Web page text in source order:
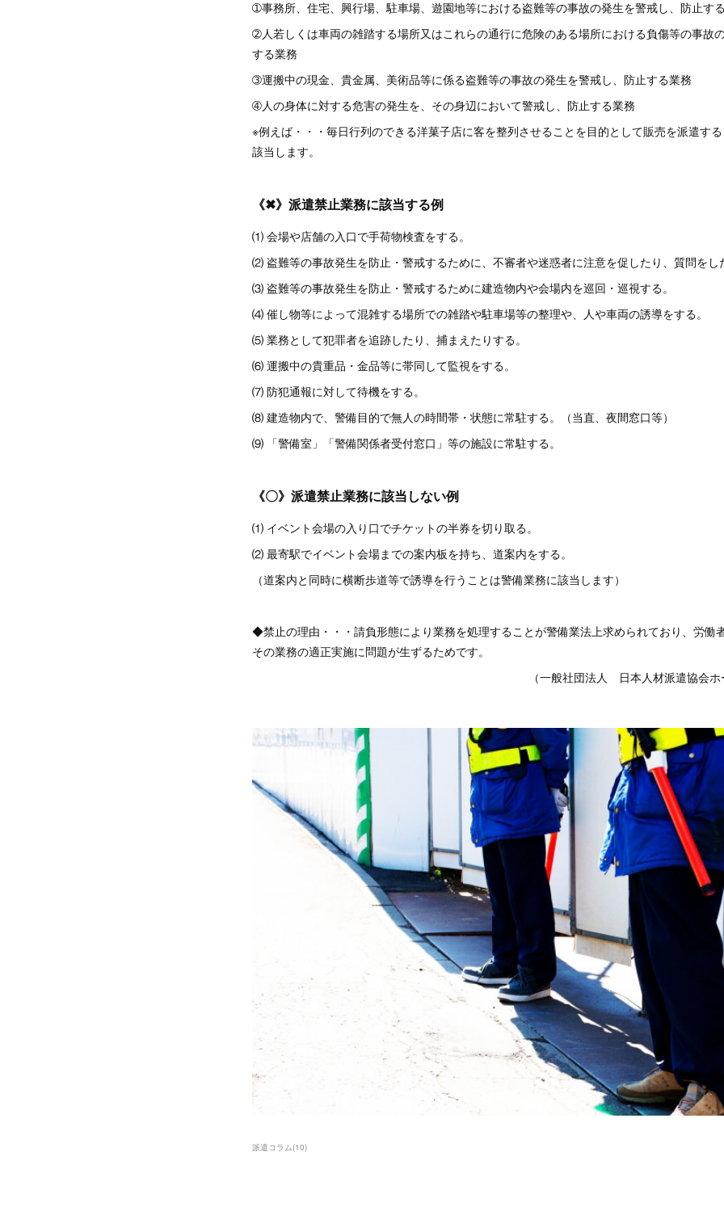
➀事務所、住宅、興行場、駐車場、遊園地等における盗難等の事故の発生を警戒し、防止す
➁人若しくは車両の雑踏する場所又はこれらの通行に危険のある場所における負傷等の事故
する業務
➂運搬中の現金、貴金属、美術品等に係る盗難等の事故の発生を警戒し、防止する業務
➃人の身体に対する危害の発生を、その身辺において警戒し、防止する業務
※例えば・・・毎日行列のできる洋菓子店に客を整列させることを目的として販売を派遣す
該当します。
《✖》派遣禁止業務に該当する例
⑴ 会場や店舗の入口で手荷物検査をする。
⑵ 盗難等の事故発生を防止・警戒するために、不審者や迷惑者に注意を促したり、質問をし
⑶ 盗難等の事故発生を防止・警戒するために建造物内や会場内を巡回・巡視する。
⑷ 催し物等によって混雑する場所での雑踏や駐車場等の整理や、人や車両の誘導をする。
⑸ 業務として犯罪者を追跡したり、捕まえたりする。
⑹ 運搬中の貴重品・金品等に帯同して監視をする。
⑺ 防犯通報に対して待機をする。
⑻ 建造物内で、警備目的で無人の時間帯・状態に常駐する。（当直、夜間窓口等）
⑼ 「警備室」「警備関係者受付窓口」等の施設に常駐する。
《〇》派遣禁止業務に該当しない例
⑴ イベント会場の入り口でチケットの半券を切り取る。
⑵ 最寄駅でイベント会場までの案内板を持ち、道案内をする。
（道案内と同時に横断歩道等で誘導を行うことは警備業務に該当します）
◆禁止の理由・・・請負形態により業務を処理することが警備業法上求められており、労働
その業務の適正実施に問題が生ずるためです。
（一般社団法人 日本人材派遣協会ホ
派遣コラム(10)